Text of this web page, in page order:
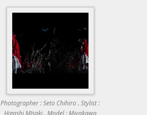
Photographer : Seto Chihiro . Stylist :
Higashi MIsaki . Model : Miyakawa